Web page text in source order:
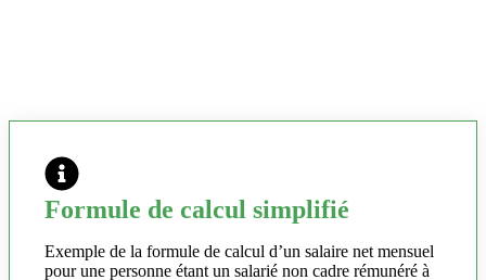
Formule de calcul simplifié
Exemple de la formule de calcul d’un salaire net mensuel
pour une personne étant un salarié non cadre rémunéré à